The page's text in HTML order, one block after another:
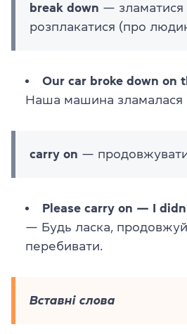
break down — зламатися
розплакатися (про
Our car broke down on
Наша машина зламалася
carry on —
Please carry on — I
— Будь ласка,
перебивати.
Вставні слова